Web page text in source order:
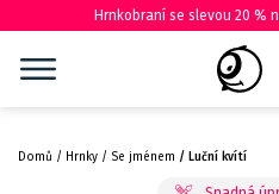
Hrnkobraní se slevou 20 %
Domů Hrnky Se jménem Luční kvítí